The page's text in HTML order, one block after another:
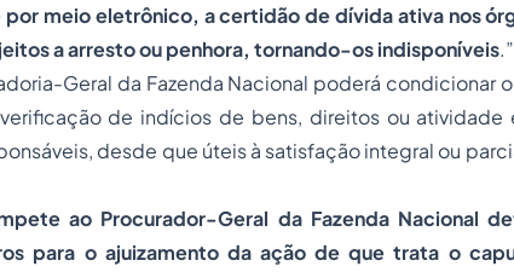
por meio eletrônico, a certidão de dívida ativa nos
a arresto ou penhora, tornando-os indisponíveis.”
Geral da Fazenda Nacional poderá condicionar
de indícios de bens, direitos ou atividade
desde que úteis à satisfação integral ou
ao Procurador-Geral da Fazenda Nacional
para o ajuizamento da ação de que trata o